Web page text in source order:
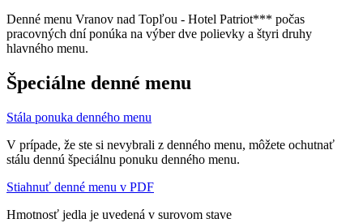
Denné menu Vranov nad Topľou - Hotel Patriot*** počas
pracovných dní ponúka na výber dve polievky a štyri druhy
hlavného menu.
Špeciálne denné menu
Stála ponuka denného menu
V prípade, že ste si nevybrali z denného menu, môžete ochutnať
stálu dennú špeciálnu ponuku denného menu.
Stiahnuť denné menu v PDF
Hmotnosť jedla je uvedená v surovom stave